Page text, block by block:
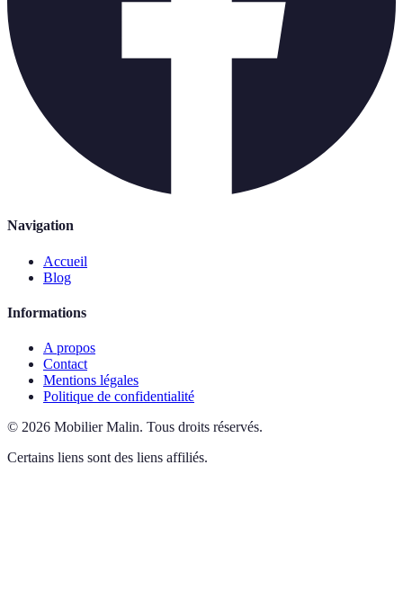
Navigation
Accueil
Blog
Informations
A propos
Contact
Mentions légales
Politique de confidentialité
© 2026 Mobilier Malin. Tous droits réservés.
Certains liens sont des liens affiliés.